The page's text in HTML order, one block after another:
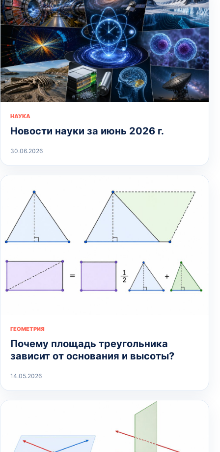
НАУКА
Новости науки за июнь 2026 г.
30.06.2026
ГЕОМЕТРИЯ
Почему площадь треугольника
зависит от основания и высоты?
14.05.2026